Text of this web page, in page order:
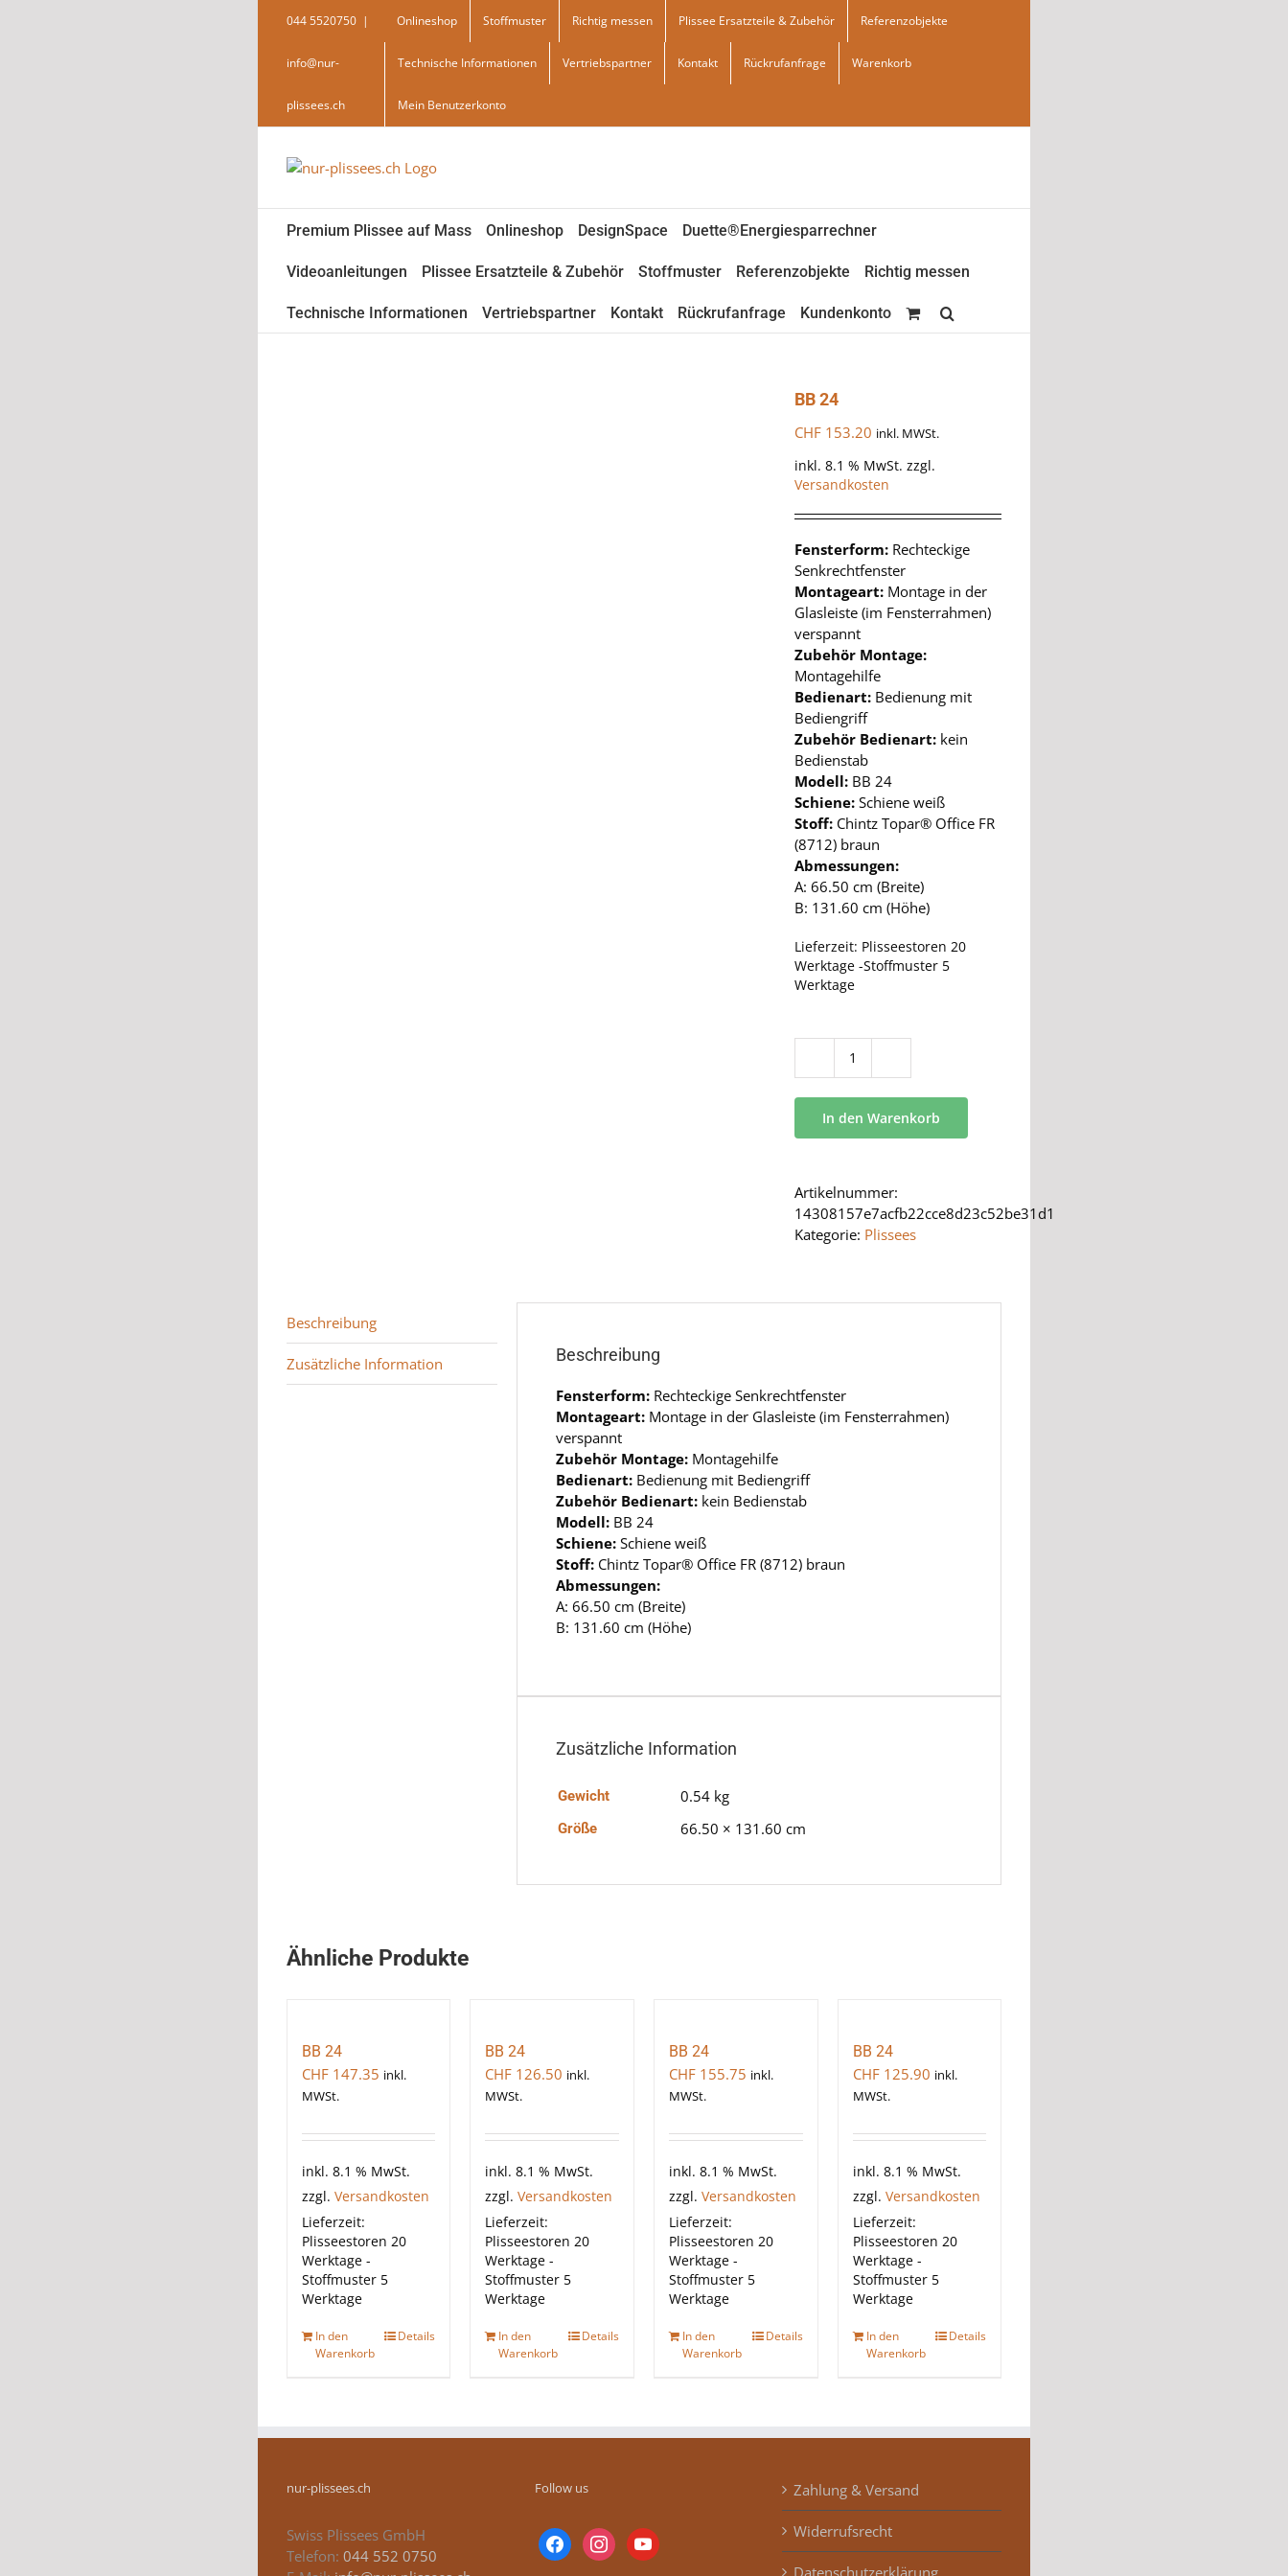
044 5520750 |
info@nur-
plissees.ch
Onlineshop Stoffmuster Richtig messen Plissee Ersatzteile & Zubehör Referenzobjekte
Technische Informationen Vertriebspartner Kontakt Rückrufanfrage Warenkorb
Mein Benutzerkonto
Premium Plissee auf Mass Onlineshop DesignSpace Duette®Energiesparrechner
Videoanleitungen Plissee Ersatzteile & Zubehör Stoffmuster Referenzobjekte Richtig messen
Technische Informationen Vertriebspartner Kontakt Rückrufanfrage Kundenkonto
BB 24
CHF153.20 inkl. MWSt.
inkl. 8.1 % MwSt. zzgl.
Versandkosten
Fensterform: Rechteckige
Senkrechtfenster
Montageart: Montage in der
Glasleiste (im Fensterrahmen)
verspannt
Zubehör Montage:
Montagehilfe
Bedienart: Bedienung mit
Bediengriff
Zubehör Bedienart: kein
Bedienstab
Modell: BB 24
Schiene: Schiene weiß
Stoff: Chintz Topar® Office FR
(8712) braun
Abmessungen:
A: 66.50 cm (Breite)
B: 131.60 cm (Höhe)
Lieferzeit: Plisseestoren 20
Werktage -Stoffmuster 5
Werktage
BB
Menge
In den Warenkorb
Artikelnummer:
14308157e7acfb22cce8d23c52be31d1
Kategorie: Plissees
Beschreibung
Zusätzliche Information Beschreibung
Fensterform: Rechteckige Senkrechtfenster
Montageart: Montage in der Glasleiste (im Fensterrahmen)
verspannt
Zubehör Montage: Montagehilfe
Bedienart: Bedienung mit Bediengriff
Zubehör Bedienart: kein Bedienstab
Modell: BB 24
Schiene: Schiene weiß
Stoff: Chintz Topar® Office FR (8712) braun
Abmessungen:
A: 66.50 cm (Breite)
B: 131.60 cm (Höhe)
Zusätzliche Information
Gewicht 0.54 kg
Größe 66.50 × 131.60 cm
Ähnliche Produkte
BB 24
CHF147.35 inkl.
MWSt.
inkl. 8.1 % MwSt.
zzgl. Versandkosten
Lieferzeit:
Plisseestoren 20
Werktage -
Stoffmuster 5
Werktage
In den
Warenkorb
Details
BB 24
CHF 126.50 inkl.
MWSt.
inkl. 8.1 % MwSt.
zzgl.Versandkosten
Lieferzeit:
Plisseestoren 20
Werktage -
Stoffmuster 5
Werktage
In den
Warenkorb
Details
BB 24
CHF155.75 inkl.
MWSt.
inkl. 8.1 % MwSt.
zzgl. Versandkosten
Lieferzeit:
Plisseestoren 20
Werktage -
Stoffmuster 5
Werktage
In den
Warenkorb
Details
BB 24
CHF125.90 inkl.
MWSt.
inkl. 8.1 % MwSt.
zzgl. Versandkosten
Lieferzeit:
Plisseestoren 20
Werktage -
Stoffmuster 5
Werktage
In den
Warenkorb
Details
nur-plissees.ch
Swiss Plissees GmbH
Telefon: 044 552 0750
Follow us
facebookinstagramyoutube
Zahlung & Versand
Widerrufsrecht